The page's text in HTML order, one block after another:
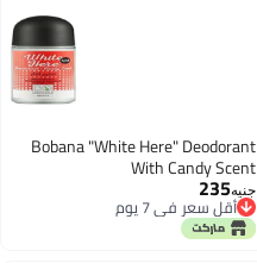
Bobana "White Here" Deodorant
With Candy Scent
جنيه235
أقل سعر في 7 يوم
أقل سعر في 7 يوم